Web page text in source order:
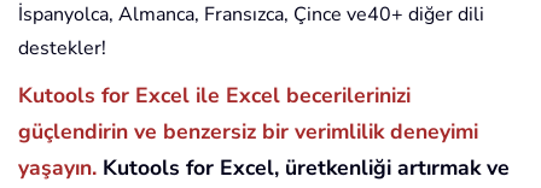
İspanyolca, Almanca, Fransızca, Çince ve40+ diğer dili
destekler!
Kutools for Excel ile Excel becerilerinizi
güçlendirin ve benzersiz bir verimlilik deneyimi
yaşayın. Kutools for Excel, üretkenliği artırmak ve